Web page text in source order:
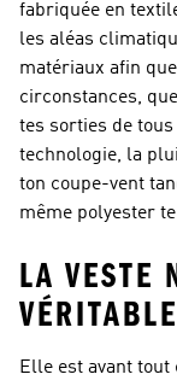
fabriquée en
les aléas
matériaux afin
circonstances,
tes sorties de
technologie, la
ton coupe-vent
même polyester
LA VESTE
Elle est avant